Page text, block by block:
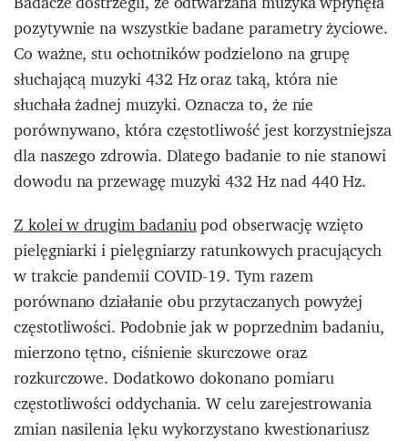
pozytywnie na wszystkie badane parametry życiowe.
Co ważne, stu ochotników podzielono na grupę
słuchającą muzyki 432 Hz oraz taką, która nie
słuchała żadnej muzyki. Oznacza to, że nie
porównywano, która częstotliwość jest korzystniejsza
dla naszego zdrowia. Dlatego badanie to nie stanowi
dowodu na przewagę muzyki 432 Hz nad 440 Hz.
Z kolei w drugim badaniupod obserwację wzięto
pielęgniarki i pielęgniarzy ratunkowych pracujących
w trakcie pandemii COVID-19. Tym razem
porównano działanie obu przytaczanych powyżej
częstotliwości. Podobnie jak w poprzednim badaniu,
mierzono tętno, ciśnienie skurczowe oraz
rozkurczowe. Dodatkowo dokonano pomiaru
częstotliwości oddychania. W celu zarejestrowania
zmian nasilenia lęku wykorzystano kwestionariusz